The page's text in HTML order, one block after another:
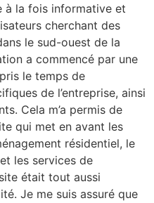
à la fois informative et
cherchant des
le sud-ouest de la
a commencé par une
le temps de
de l’entreprise, ainsi
Cela m’a permis de
qui met en avant les
résidentiel, le
les services de
était tout aussi
Je me suis assuré que